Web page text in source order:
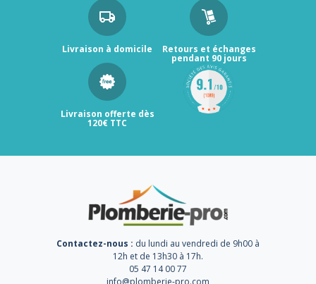
Livraison à domicile Retours et échanges
pendant 90 jours
Livraison offerte dès
120€ TTC
Contactez-nous : du lundi au vendredi de 9h00 à
12h et de 13h30 à 17h.
05 47 14 00 77
info@plomberie-pro.com